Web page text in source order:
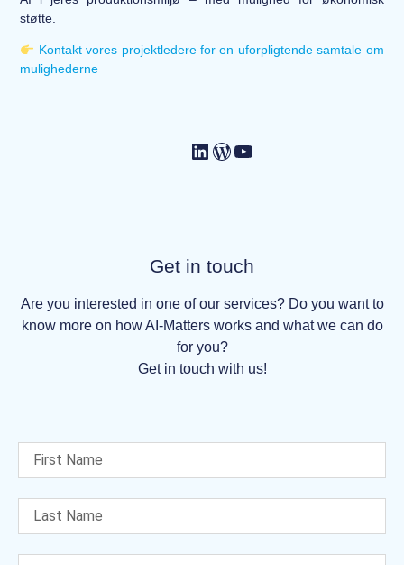
støtte.
Kontakt vores projektledere for en uforpligtende samtale om
mulighederne
Get in touch
Are you interested in one of our services? Do you want to
know more on how AI-Matters works and what we can do
for you?
Get in touch with us!